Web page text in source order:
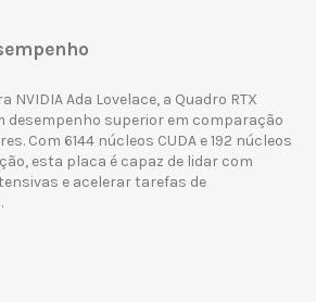
NVIDIA Ada Lovelace, a Quadro RTX
desempenho superior em comparação
Com 6144 núcleos CUDA e 192 núcleos
esta placa é capaz de lidar com
e acelerar tarefas de